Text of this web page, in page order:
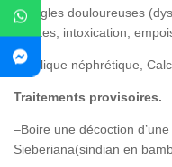
– Règles douloureuses
cystites, intoxication,
– Colique néphrétique,
Traitements provisoires.
–Boire une décoction
Sieberiana(sindian en